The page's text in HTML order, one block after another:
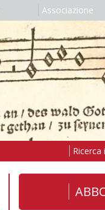
Associazione
Ricerca